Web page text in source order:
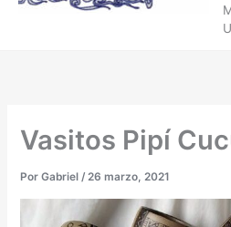
Vasitos Pipí
PorGabriel/26 marzo, 2021